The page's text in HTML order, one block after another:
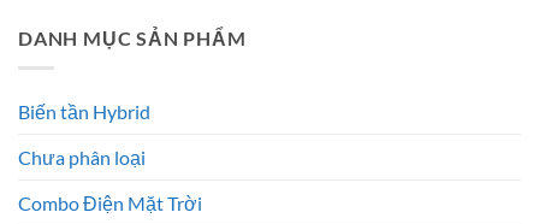
DANH MỤC SẢN PHẨM
Biến tần Hybrid
Chưa phân loại
Combo Điện Mặt Trời